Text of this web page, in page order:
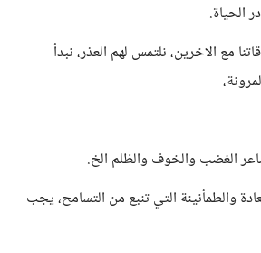
الحياة.
مع الاخرين، نلتمس لهم العذر، نبدأ
الغضب والخوف والظلم الخ.
والطمأنينة التي تنبع من التسامح، يجب